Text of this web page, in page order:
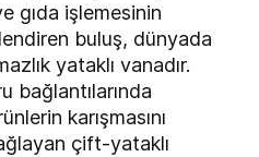
gıda işlemesinin
buluş, dünyada
yataklı vanadır.
bağlantılarında
karışmasını
çift-yataklı